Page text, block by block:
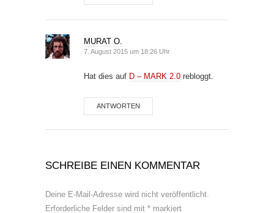
MURAT O.
7. August 2015 um 18:26 Uhr
Hat dies auf D – MARK 2.0 rebloggt.
ANTWORTEN
SCHREIBE EINEN KOMMENTAR
Deine E-Mail-Adresse wird nicht veröffentlicht.
Erforderliche Felder sind mit * markiert